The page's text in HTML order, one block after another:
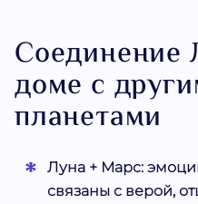
Соединение
доме с
планетами
Луна + Марс:
связаны с верой,